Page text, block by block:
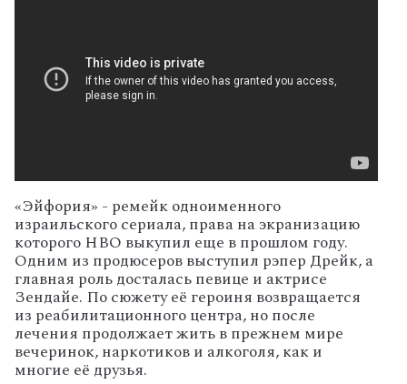
«Эйфория» - ремейк одноименного
израильского сериала, права на экранизацию
которого HBO выкупил еще в прошлом году.
Одним из продюсеров выступил рэпер Дрейк, а
главная роль досталась певице и актрисе
Зендайе. По сюжету её героиня возвращается
из реабилитационного центра, но после
лечения продолжает жить в прежнем мире
вечеринок, наркотиков и алкоголя, как и
многие её друзья.